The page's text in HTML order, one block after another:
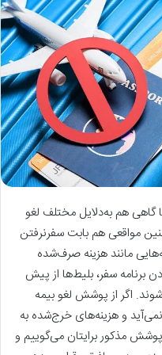
گاهی هم به‌دلایل مختلف لغو
مواقعی هم بابت سفرنرفتن
مانند هزینه صرف‌شده
برنامه سفر، بلیط‌ها از پیش
اگر از پوشش لغو بیمه
و هزینه‌های خرج‌شده به
پوشش مذکور برایتان می‌گوییم و